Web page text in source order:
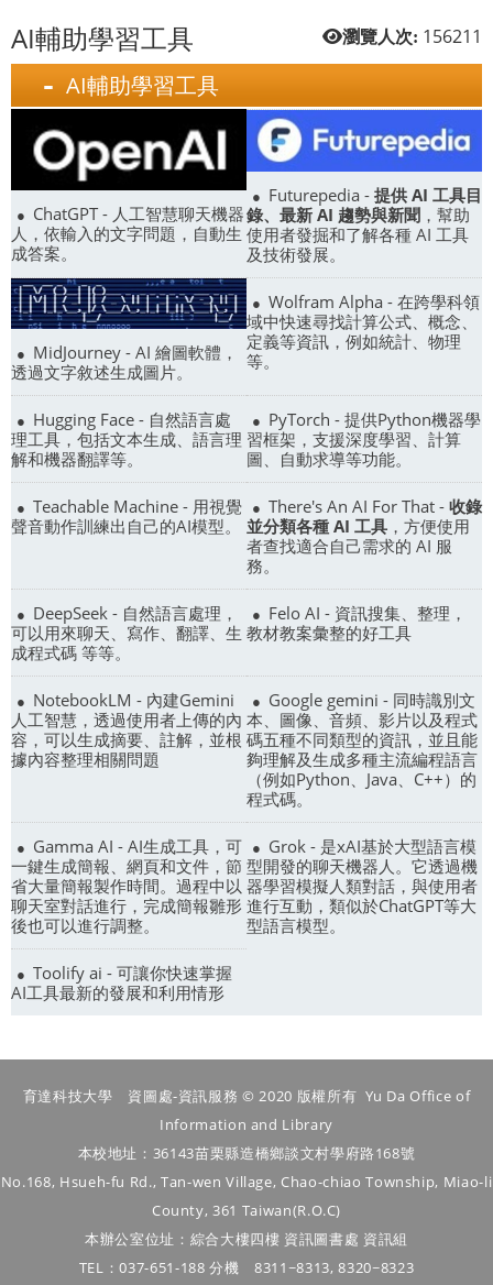
瀏覽人次: 156211
AI輔助學習工具
AI輔助學習工具
ChatGPT - 人工智慧聊天機器
人，依輸入的文字問題，自動生
成答案。
Futurepedia - 提供 AI 工具目
錄、最新 AI 趨勢與新聞 ，幫助
使用者發掘和了解各種 AI 工具
及技術發展。
MidJourney - AI 繪圖軟體，
透過文字敘述生成圖片。
Wolfram Alpha - 在跨學科領
域中快速尋找計算公式、概念、
定義等資訊，例如統計、物理
等。
Hugging Face - 自然語言處
理工具，包括文本生成、語言理
解和機器翻譯等。
PyTorch - 提供Python機器學
習框架，支援深度學習、計算
圖、自動求導等功能。
Teachable Machine - 用視覺
聲音動作訓練出自己的AI模型。
There's An AI For That - 收錄
並分類各種 AI 工具 ，方便使用
者查找適合自己需求的 AI 服
務。
DeepSeek - 自然語言處理，
可以用來聊天、寫作、翻譯、生
成程式碼 等等。
Felo AI - 資訊搜集、整理，
教材教案彙整的好工具
NotebookLM - 內建Gemini
人工智慧，透過使用者上傳的內
容，可以生成摘要、註解，並根
據內容整理相關問題
Google gemini - 同時識別文
本、圖像、音頻、影片以及程式
碼五種不同類型的資訊，並且能
夠理解及生成多種主流編程語言
（例如Python、Java、C++）的
程式碼。
Gamma AI - AI生成工具，可
一鍵生成簡報、網頁和文件，節
省大量簡報製作時間。過程中以
聊天室對話進行，完成簡報雛形
後也可以進行調整。
Grok - 是xAI基於大型語言模
型開發的聊天機器人。它透過機
器學習模擬人類對話，與使用者
進行互動，類似於ChatGPT等大
型語言模型。
Toolify ai - 可讓你快速掌握
AI工具最新的發展和利用情形
育達科技大學 資圖處-資訊服務 © 2020 版權所有 Yu Da Office of
Information and Library
本校地址：36143苗栗縣造橋鄉談文村學府路168號
No.168, Hsueh-fu Rd., Tan-wen Village, Chao-chiao Township, Miao-li
County, 361 Taiwan(R.O.C)
本辦公室位址：綜合大樓四樓 資訊圖書處 資訊組
TEL：037-651-188 分機 8311~8313, 8320~8323